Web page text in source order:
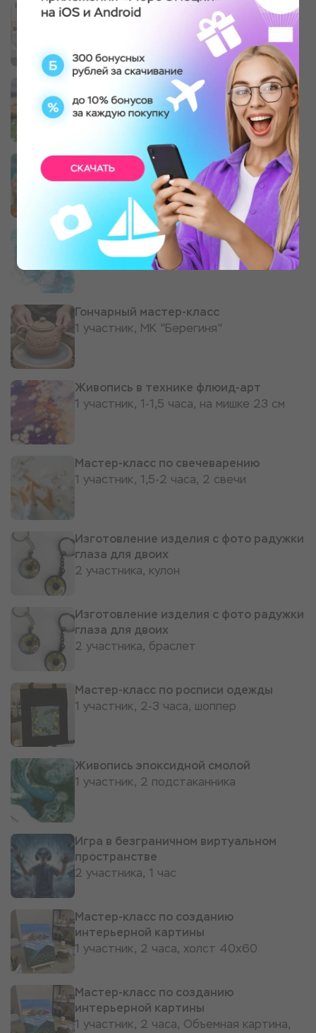
Занятие по аэройоге в гамаках
Экскурсия от ежиного эксперта
1 участник, с 14 лет, 2 часа
Мастер-класс по витражной росписи
1 участник, 2-2,5 часа, холст 25х35 см
Живопись алкогольными чернилами
1 участник, 1-1,5 часа, холст 35х50
Гончарный мастер-класс
1 участник, МК "Берегиня"
Живопись в технике флюид-арт
1 участник, 1-1,5 часа, на мишке 23 см
Мастер-класс по свечеварению
1 участник, 1,5-2 часа, 2 свечи
Изготовление изделия с фото радужки
глаза для двоих
2 участника, кулон
Изготовление изделия с фото радужки
глаза для двоих
2 участника, браслет
Мастер-класс по росписи одежды
1 участник, 2-3 часа, шоппер
Живопись эпоксидной смолой
1 участник, 2 подстаканника
Игра в безграничном виртуальном
пространстве
2 участника, 1 час
Мастер-класс по созданию
интерьерной картины
1 участник, 2 часа, холст 40х60
Мастер-класс по созданию
интерьерной картины
1 участник, 2 часа, Объемная картина,